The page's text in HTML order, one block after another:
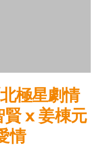
極星劇情
x 姜棟元
情